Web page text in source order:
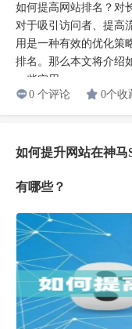
如何提高网站排名？对
对于吸引访问者、提高
用是一种有效的优化策
排名。那么本文将介绍
一些实用...
0 个评论
0个收
如何提升网站在神
有哪些？